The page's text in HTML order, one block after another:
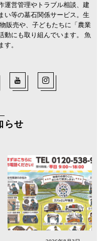
運営管理やトラブル相談、建
い等の墓石関係サービス。生
販売や、子どもたちに「農業
動にも取り組んでいます。 魚
。
らせ